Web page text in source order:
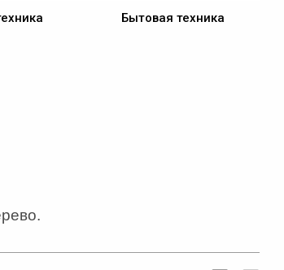
Бытовая техника